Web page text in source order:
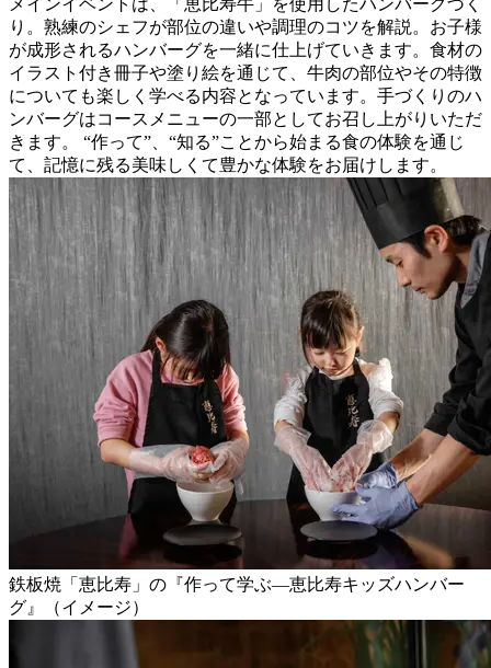
り。熟練のシェフが部位の違いや調理のコツを解説。お子様
が成形されるハンバーグを一緒に仕上げていきます。食材の
イラスト付き冊子や塗り絵を通じて、牛肉の部位やその特徴
についても楽しく学べる内容となっています。手づくりのハ
ンバーグはコースメニューの一部としてお召し上がりいただ
きます。 “作って”、“知る”ことから始まる食の体験を通じ
て、記憶に残る美味しくて豊かな体験をお届けします。
鉄板焼「恵比寿」の『作って学ぶ―恵比寿キッズハンバー
グ』（イメージ）